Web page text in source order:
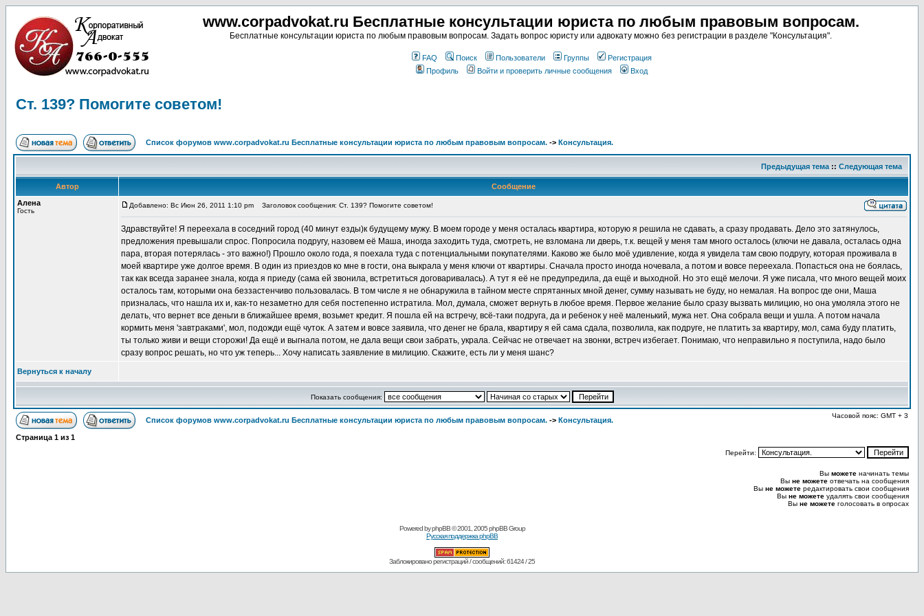
www.corpadvokat.ru Бесплатные консультации юриста по любым правовым вопросам.
Бесплатные консультации юриста по любым правовым вопросам. Задать вопрос юристу или адвокату можно без регистрации в разделе "Консультация".
FAQ Поиск Пользователи Группы
Регистрация
Профиль
Войти и проверить личные сообщения Вход
Ст. 139? Помогите советом!
Список форумов www.corpadvokat.ru Бесплатные консультации юриста по любым правовым вопросам. -> Консультация.
Предыдущая тема :: Следующая тема
Автор
Сообщение
Алена
Гость
Добавлено: Вс Июн 26, 2011 1:10 pm Заголовок сообщения: Ст. 139? Помогите советом!
Здравствуйте! Я переехала в соседний город (40 минут езды)к будущему мужу. В моем городе у меня осталась квартира, которую я решила не сдавать, а сразу продавать. Дело это затянулось,
предложения превышали спрос. Попросила подругу, назовем её Маша, иногда заходить туда, смотреть, не взломана ли дверь, т.к. вещей у меня там много осталось (ключи не давала, осталась одна
пара, вторая потерялась - это важно!) Прошло около года, я поехала туда с потенциальными покупателями. Каково же было моё удивление, когда я увидела там свою подругу, которая проживала в
моей квартире уже долгое время. В один из приездов ко мне в гости, она выкрала у меня ключи от квартиры. Сначала просто иногда ночевала, а потом и вовсе переехала. Попасться она не боялась,
так как всегда заранее знала, когда я приеду (сама ей звонила, встретиться договаривалась). А тут я её не предупредила, да ещё и выходной. Но это ещё мелочи. Я уже писала, что много вещей моих
осталось там, которыми она беззастенчиво пользовалась. В том числе я не обнаружила в тайном месте спрятанных мной денег, сумму называть не буду, но немалая. На вопрос где они, Маша
призналась, что нашла их и, как-то незаметно для себя постепенно истратила. Мол, думала, сможет вернуть в любое время. Первое желание было сразу вызвать милицию, но она умоляла этого не
делать, что вернет все деньги в ближайшее время, возьмет кредит. Я пошла ей на встречу, всё-таки подруга, да и ребенок у неё маленький, мужа нет. Она собрала вещи и ушла. А потом начала
кормить меня 'завтраками', мол, подожди ещё чуток. А затем и вовсе заявила, что денег не брала, квартиру я ей сама сдала, позволила, как подруге, не платить за квартиру, мол, сама буду платить,
ты только живи и вещи сторожи! Да ещё и выгнала потом, не дала вещи свои забрать, украла. Сейчас не отвечает на звонки, встреч избегает. Понимаю, что неправильно я поступила, надо было
сразу вопрос решать, но что уж теперь... Хочу написать заявление в милицию. Скажите, есть ли у меня шанс?
Вернуться к началу
Показать сообщения:
Список форумов www.corpadvokat.ru Бесплатные консультации юриста по любым правовым вопросам. -> Консультация.
Часовой пояс: GMT + 3
Страница 1 из 1
Перейти:
Вы можете начинать темы
Вы не можете отвечать на сообщения
Вы не можете редактировать свои сообщения
Вы не можете удалять свои сообщения
Вы не можете голосовать в опросах
Powered byphpBB© 2001, 2005 phpBB Group
Русская поддержка phpBB
Заблокировано регистраций / сообщений: 61424 / 25